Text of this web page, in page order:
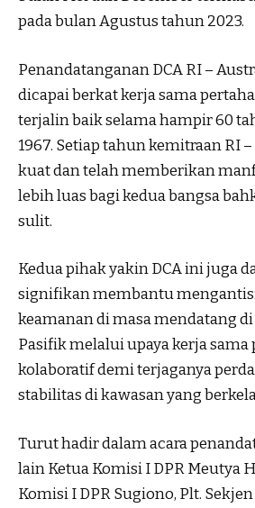
pada bulan Agustus tahun 2023.
Penandatanganan DCA RI –
dicapai berkat kerja sama
terjalin baik selama hampir 60
1967. Setiap tahun kemitraan RI
kuat dan telah memberikan
lebih luas bagi kedua bangsa
sulit.
Kedua pihak yakin DCA ini juga
signifikan membantu
keamanan di masa mendatang
Pasifik melalui upaya kerja sama
kolaboratif demi terjaganya
stabilitas di kawasan yang
Turut hadir dalam acara
lain Ketua Komisi I DPR Meutya
Komisi I DPR Sugiono, Plt.